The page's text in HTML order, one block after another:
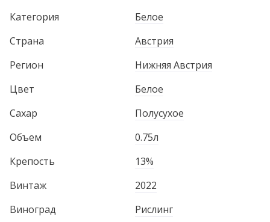
Категория
Белое
Страна
Австрия
Регион
Нижняя Австрия
Цвет
Белое
Сахар
Полусухое
Объем
0.75л
Крепость
13%
Винтаж
2022
Виноград
Рислинг